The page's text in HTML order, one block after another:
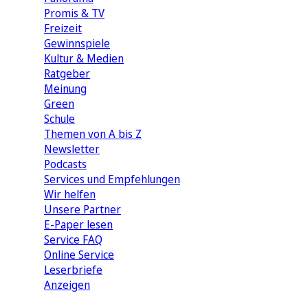
Promis & TV
Freizeit
Gewinnspiele
Kultur & Medien
Ratgeber
Meinung
Green
Schule
Themen von A bis Z
Newsletter
Podcasts
Services und Empfehlungen
Wir helfen
Unsere Partner
E-Paper lesen
Service FAQ
Online Service
Leserbriefe
Anzeigen